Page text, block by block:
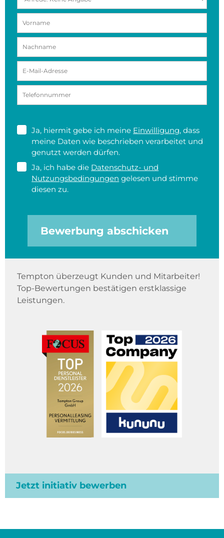
Ja, hiermit gebe ich meine Einwilligung, dass
meine Daten wie beschrieben verarbeitet und
genutzt werden dürfen.
Ja, ich habe die Datenschutz- und
Nutzungsbedingungen gelesen und stimme
diesen zu.
Bewerbung abschicken
Tempton überzeugt Kunden und Mitarbeiter!
Top-Bewertungen bestätigen erstklassige
Leistungen.
Jetzt initiativ bewerben